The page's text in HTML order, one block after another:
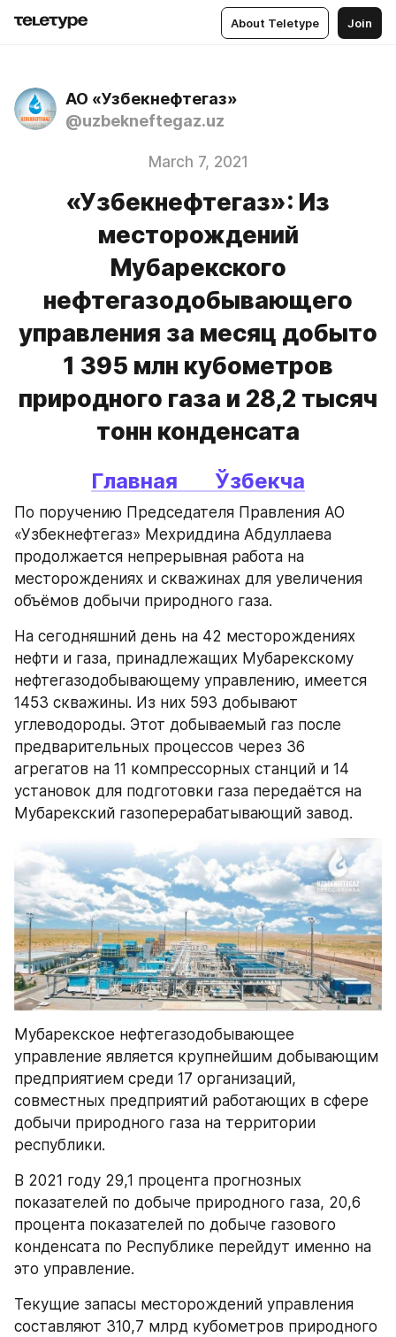
About Teletype Join
АО «Узбекнефтегаз»
@uzbekneftegaz.uz
March 7, 2021
«Узбекнефтегаз»: Из
месторождений
Мубарекского
нефтегазодобывающего
управления за месяц добыто
1 395 млн кубометров
природного газа и 28,2 тысяч
тонн конденсата
Главная Ўзбекча
По поручению Председателя Правления АО
«Узбекнефтегаз» Мехриддина Абдуллаева
продолжается непрерывная работа на
месторождениях и скважинах для увеличения
объёмов добычи природного газа.
На сегодняшний день на 42 месторождениях
нефти и газа, принадлежащих Мубарекскому
нефтегазодобывающему управлению, имеется
1453 скважины. Из них 593 добывают
углеводороды. Этот добываемый газ после
предварительных процессов через 36
агрегатов на 11 компрессорных станций и 14
установок для подготовки газа передаётся на
Мубарекский газоперерабатывающий завод.
Мубарекское нефтегазодобывающее
управление является крупнейшим добывающим
предприятием среди 17 организаций,
совместных предприятий работающих в сфере
добычи природного газа на территории
республики.
В 2021 году 29,1 процента прогнозных
показателей по добыче природного газа, 20,6
процента показателей по добыче газового
конденсата по Республике перейдут именно на
это управление.
Текущие запасы месторождений управления
составляют 310,7 млрд кубометров природного